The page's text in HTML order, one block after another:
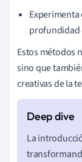
profundidad
Estos métodos
sino que
creativas de la
La